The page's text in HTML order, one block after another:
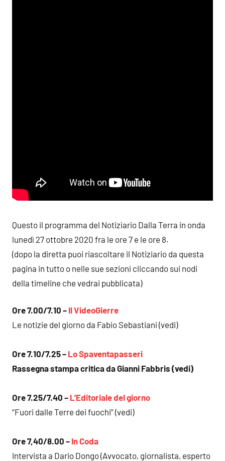
Questo il programma del Notiziario Dalla Terra in onda
lunedì 27 ottobre 2020 fra le ore 7 e le ore 8.
(dopo la diretta puoi riascoltare il Notiziario da questa
pagina in tutto o nelle sue sezioni cliccando sui nodi
della timeline che vedrai pubblicata)
Ore 7.00/7.10 – Il VideoGierre
Le notizie del giorno da Fabio Sebastiani (vedi)
Ore 7.10/7.25 – Lo Spaventapasseri
Rassegna stampa critica da Gianni Fabbris (vedi)
Ore 7.25/7.40 – L’Editoriale del giorno
“Fuori dalle Terre dei fuochi” (vedi)
Ore 7,40/8.00 – In Coda
Intervista a Dario Dongo (Avvocato, giornalista, esperto